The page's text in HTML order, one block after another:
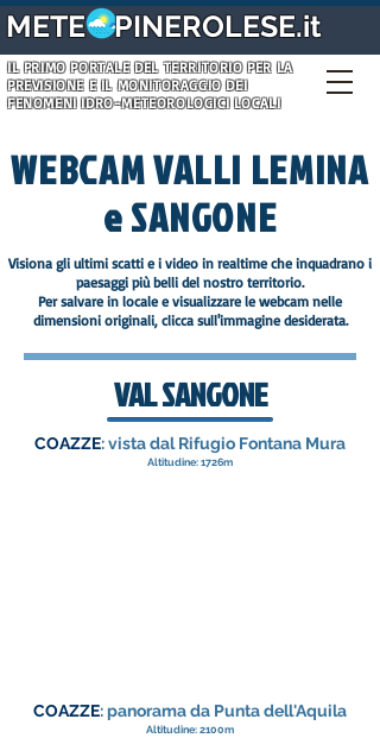
METE PINEROLESE.it
IL PRIMO PORTALE DEL TERRITORIO PER LA
PREVISIONE E IL MONITORAGGIO DEI
FENOMENI IDRO-METEOROLOGICI LOCALI
WEBCAM VALLI LEMINA
e SANGONE
Visiona gli ultimi scatti e i video in realtime che inquadrano i
paesaggi più belli del nostro territorio.
Per salvare in locale e visualizzare le webcam nelle
dimensioni originali, clicca sull'immagine desiderata.
VAL SANGONE
COAZZE: vista dal Rifugio Fontana Mura
Altitudine: 1726m
COAZZE: panorama da Punta dell'Aquila
Altitudine: 2100m